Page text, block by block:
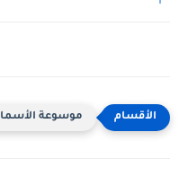
موسوعة